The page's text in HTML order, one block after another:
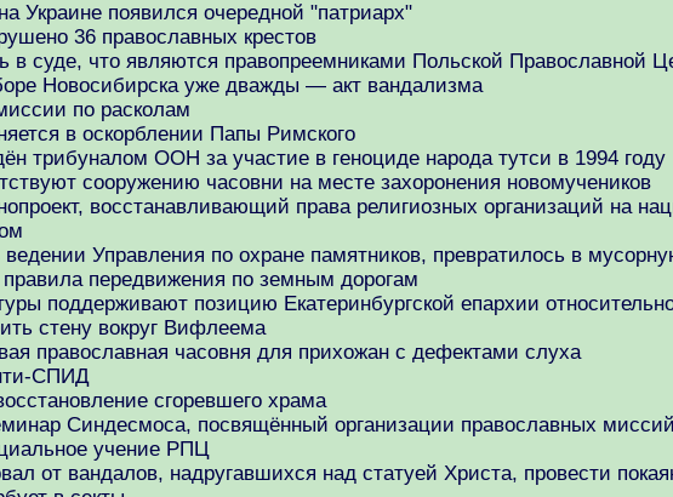
Украине появился очередной "патриарх"
36 православных крестов
в суде, что являются правопреемниками Польской Православной
Новосибирска уже дважды — акт вандализма
по расколам
в оскорблении Папы Римского
трибуналом ООН за участие в геноциде народа тутси в 1994 году
сооружению часовни на месте захоронения новомучеников
восстанавливающий права религиозных организаций на
Управления по охране памятников, превратилось в
передвижения по земным дорогам
поддерживают позицию Екатеринбургской епархии
стену вокруг Вифлеема
православная часовня для прихожан с дефектами слуха
СПИД
сгоревшего храма
Синдесмоса, посвящённый организации православных
учение РПЦ
от вандалов, надругавшихся над статуей Христа, провести